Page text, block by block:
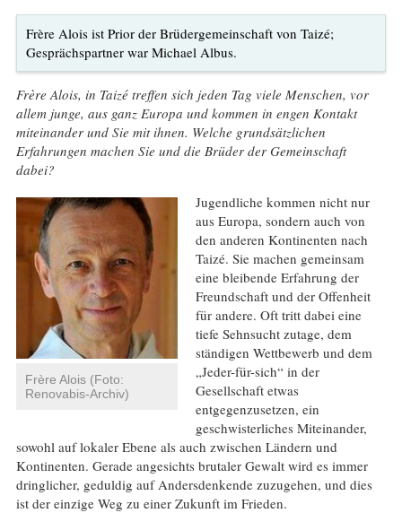
Abonnieren
Kontakt
Frère Alois ist Prior der Brüdergemeinschaft von Taizé;
Gesprächspartner war Michael Albus.
Frère Alois, in Taizé treffen sich jeden Tag viele Menschen, vor
allem junge, aus ganz Europa und kommen in engen Kontakt
miteinander und Sie mit ihnen. Welche grundsätzlichen
Erfahrungen machen Sie und die Brüder der Gemeinschaft
dabei?
Frère Alois (Foto:
Renovabis-Archiv)
Jugendliche kommen nicht nur
aus Europa, sondern auch von
den anderen Kontinenten nach
Taizé. Sie machen gemeinsam
eine bleibende Erfahrung der
Freundschaft und der Offenheit
für andere. Oft tritt dabei eine
tiefe Sehnsucht zutage, dem
ständigen Wettbewerb und dem
„Jeder-für-sich“ in der
Gesellschaft etwas
entgegenzusetzen, ein
geschwisterliches Miteinander,
sowohl auf lokaler Ebene als auch zwischen Ländern und
Kontinenten. Gerade angesichts brutaler Gewalt wird es immer
dringlicher, geduldig auf Andersdenkende zuzugehen, und dies
ist der einzige Weg zu einer Zukunft im Frieden.